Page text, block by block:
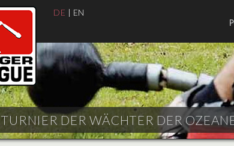
DE | EN
TURNIER DER WÄCHTER DER